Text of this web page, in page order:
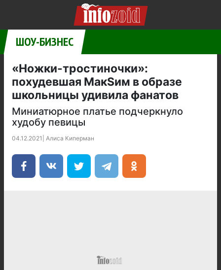
ШОУ-БИЗНЕС
«Ножки-тростиночки»:
похудевшая МакSим в образе
школьницы удивила фанатов
Миниатюрное платье подчеркнуло
худобу певицы
04.12.2021 Алиса Киперман